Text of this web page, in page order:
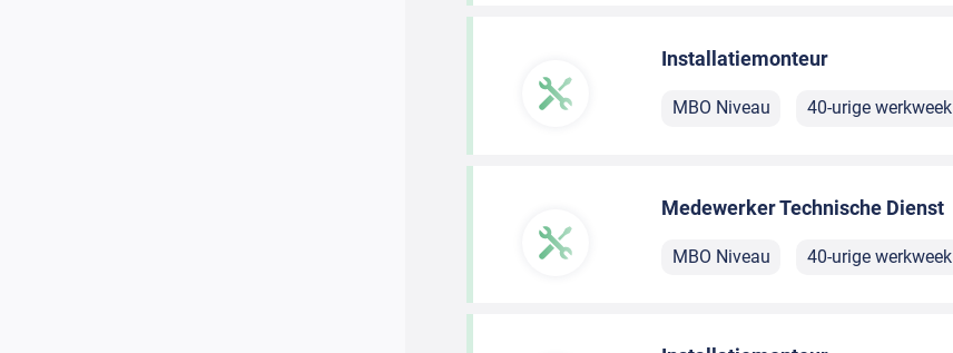
Installatiemonteur
MBO Niveau 40-urige werkweek
Medewerker Technische Dienst
MBO Niveau 40-urige werkweek